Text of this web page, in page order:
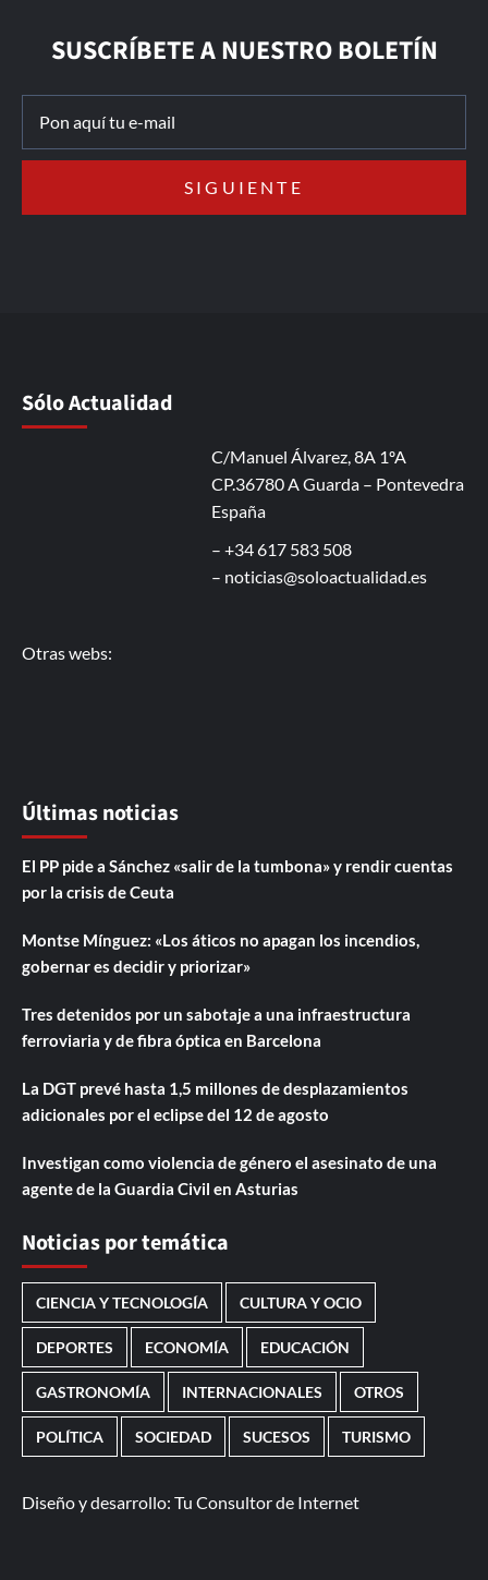
SUSCRÍBETE A NUESTRO BOLETÍN
Sólo Actualidad
C/Manuel Álvarez, 8A 1ºA
CP.36780 A Guarda – Pontevedra
España
– +34 617 583 508
– noticias@soloactualidad.es
Otras webs:
Últimas noticias
El PP pide a Sánchez «salir de la tumbona» y rendir cuentas
por la crisis de Ceuta
Montse Mínguez: «Los áticos no apagan los incendios,
gobernar es decidir y priorizar»
Tres detenidos por un sabotaje a una infraestructura
ferroviaria y de fibra óptica en Barcelona
La DGT prevé hasta 1,5 millones de desplazamientos
adicionales por el eclipse del 12 de agosto
Investigan como violencia de género el asesinato de una
agente de la Guardia Civil en Asturias
Noticias por temática
CIENCIA Y TECNOLOGÍA CULTURA Y OCIO
DEPORTES ECONOMÍA EDUCACIÓN
GASTRONOMÍA INTERNACIONALES OTROS
POLÍTICA SOCIEDAD SUCESOS TURISMO
Diseño y desarrollo: Tu Consultor de Internet